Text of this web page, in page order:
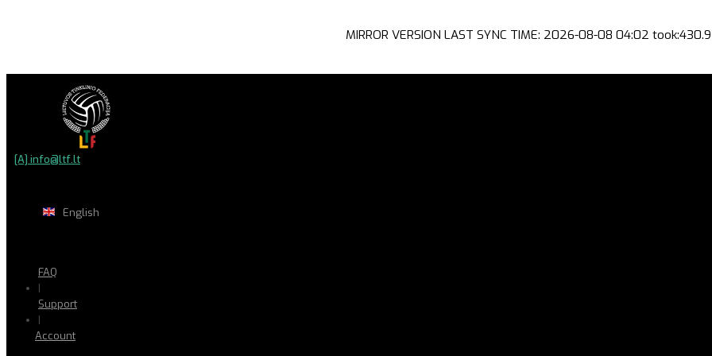
MIRROR VERSION LAST SYNC TIME: 2026-08-08 04:02
[A] info@ltf.lt
English
FAQ
|
Support
|
Account